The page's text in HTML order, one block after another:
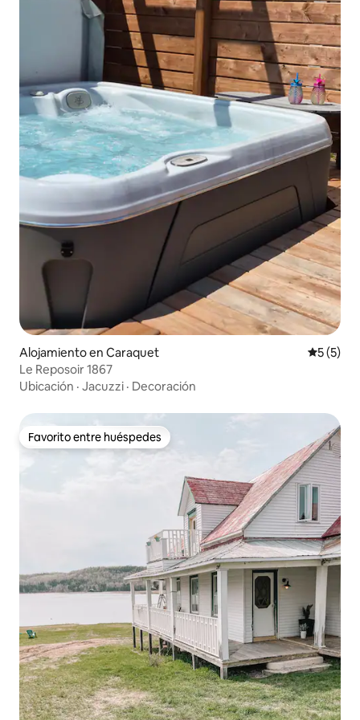
Alojamiento en Caraquet
5 (5)
Le Reposoir 1867
Ubicación · Jacuzzi · Decoración
Favorito entre huéspedes
Favorito entre huéspedes